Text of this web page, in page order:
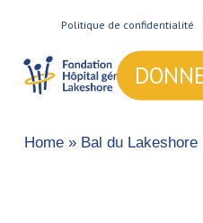
main
content
Politique de confidentialité
Home» Bal du Lakeshore